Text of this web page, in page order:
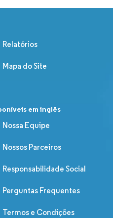
Relatórios
Mapa do Site
em inglês
Nossa Equipe
Nossos Parceiros
Responsabilidade Social
Perguntas Frequentes
Termos e Condições